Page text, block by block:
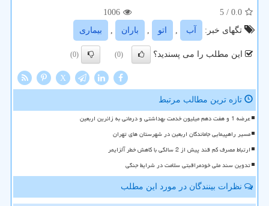
0.0
/ 5
1006
تگهای خبر:
آب , اتو , باران , بیماری
این مطلب را می پسندید؟ (0)
(0)
X
تازه ترین مطالب مرتبط
عرضه 1 و هفت دهم میلیون خدمت بهداشتی و درمانی به زائرین اربعین
مسیر راهپیمایی جاماندگان اربعین در شهرستان های تهران
ارتباط مصرف کم قند پیش از 2 سالگی با کاهش خطر آلزایمر
تدوین سند ملی خودمراقبتی سلامت در شرایط جنگی
نظرات بینندگان در مورد این مطلب